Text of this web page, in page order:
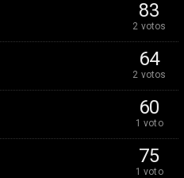
83
2 votos
64
2 votos
60
1 voto
75
1 voto